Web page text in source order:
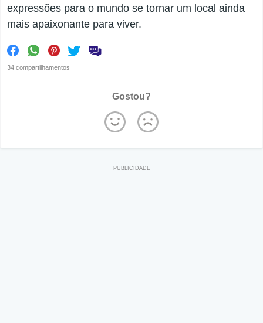
expressões para o mundo se tornar um local ainda
mais apaixonante para viver.
34 compartilhamentos
Gostou?